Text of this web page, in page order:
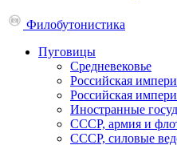
Филобутонистика
Пуговицы
Средневековье
Российская
Российская
Иностранные
СССР, армия и
СССР, силовые